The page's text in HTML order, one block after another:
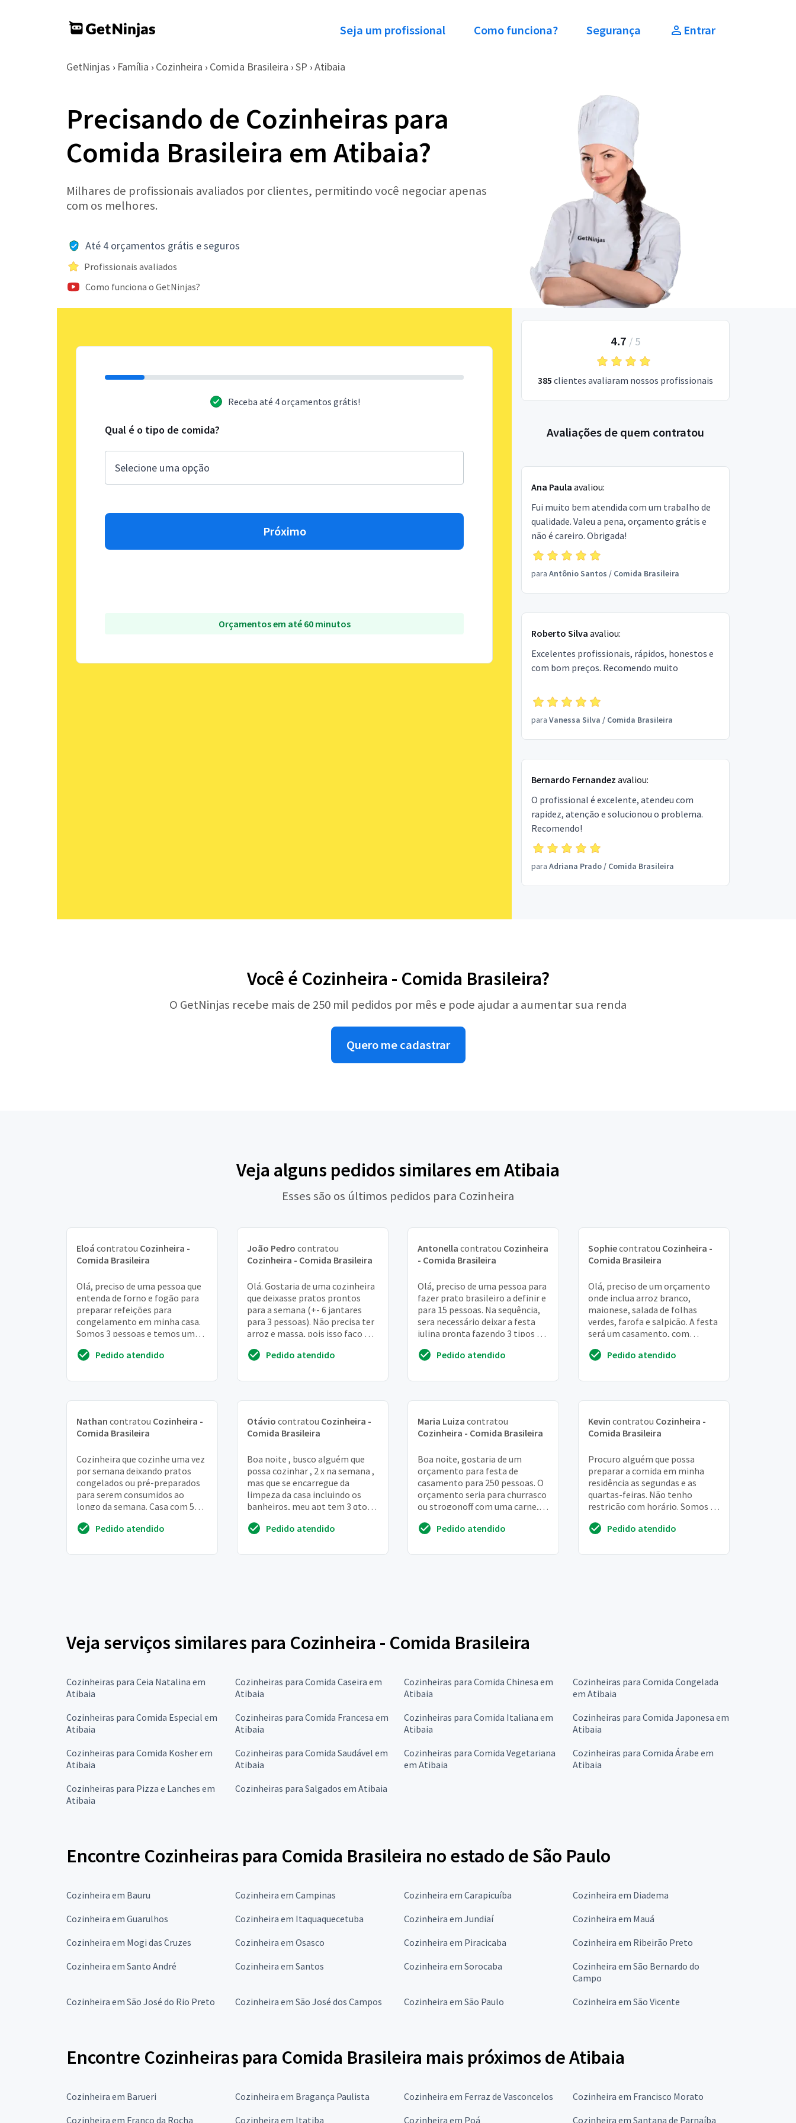
Seja um profissional Como funciona? Segurança Entrar
GetNinjas › Família › Cozinheira › Comida Brasileira › SP › Atibaia
Precisando de Cozinheiras para
Comida Brasileira em Atibaia?
Milhares de profissionais avaliados por clientes, permitindo você negociar apenas
com os melhores.
Até 4 orçamentos grátis e seguros
Profissionais avaliados
Como funciona o GetNinjas?
Receba até 4 orçamentos grátis!
Qual é o tipo de comida?
Próximo
Orçamentos em até 60 minutos
4.7 / 5
385 clientes avaliaram nossos profissionais
Avaliações de quem contratou
Ana Paula avaliou:
Fui muito bem atendida com um trabalho de
qualidade. Valeu a pena, orçamento grátis e
não é careiro. Obrigada!
para Antônio Santos / Comida Brasileira
Roberto Silva avaliou:
Excelentes profissionais, rápidos, honestos e
com bom preços. Recomendo muito
para Vanessa Silva / Comida Brasileira
Bernardo Fernandez avaliou:
O profissional é excelente, atendeu com
rapidez, atenção e solucionou o problema.
Recomendo!
para Adriana Prado/ Comida Brasileira
Você é Cozinheira - Comida Brasileira?
O GetNinjas recebe mais de 250 mil pedidos por mês e pode ajudar a aumentar sua renda
Quero me cadastrar
Veja alguns pedidos similares em Atibaia
Esses são os últimos pedidos para Cozinheira
Eloá contratou Cozinheira -
Comida Brasileira
Olá, preciso de uma pessoa que
entenda de forno e fogão para
preparar refeições para
congelamento em minha casa.
Somos 3 pessoas e temos uma
Pedido atendido
João Pedro contratou
Cozinheira - Comida Brasileira
Olá. Gostaria de uma cozinheira
que deixasse pratos prontos
para a semana (+- 6 jantares
para 3 pessoas). Não precisa ter
arroz e massa, pois isso faço na
Pedido atendido
Antonella contratou Cozinheira
- Comida Brasileira
Olá, preciso de uma pessoa para
fazer prato brasileiro a definir e
para 15 pessoas. Na sequência,
sera necessário deixar a festa
julina pronta fazendo 3 tipos de
Pedido atendido
Sophiecontratou Cozinheira -
Comida Brasileira
Olá, preciso de um orçamento
onde inclua arroz branco,
maionese, salada de folhas
verdes, farofa e salpicão. A festa
será um casamento, com
pessoas. Todos os it...
Pedido atendido
Nathan contratou Cozinheira -
Comida Brasileira
Cozinheira que cozinhe uma vez
por semana deixando pratos
congelados ou pré-preparados
para serem consumidos ao
longo da semana. Casa com 5
Pedido atendido
Otávio contratou Cozinheira -
Comida Brasileira
Boa noite , busco alguém que
possa cozinhar , 2 x na semana ,
mas que se encarregue da
limpeza da casa incluindo os
banheiros, meu apt tem 3 qtos e
extramente...
Pedido atendido
Maria Luiza contratou
Cozinheira - Comida Brasileira
Boa noite, gostaria de um
orçamento para festa de
casamento para 250 pessoas. O
orçamento seria para churrasco
ou strogonoff com uma carne,
strogonoff. Queria ...
Pedido atendido
Kevin contratou Cozinheira -
Comida Brasileira
Procuro alguém que possa
preparar a comida em minha
residência as segundas e as
quartas-feiras. Não tenho
restrição com horário. Somos eu
Comida simples, cozin...
Pedido atendido
Veja serviços similares para Cozinheira - Comida Brasileira
Cozinheiras para Ceia Natalina em
Atibaia
Cozinheiras para Comida Caseira em
Atibaia
Cozinheiras para Comida Chinesa em
Atibaia
Cozinheiras para Comida Congelada
em Atibaia
Cozinheiras para Comida Especial em
Atibaia
Cozinheiras para Comida Francesa em
Atibaia
Cozinheiras para Comida Italiana em
Atibaia
Cozinheiras para Comida Japonesa em
Atibaia
Cozinheiras para Comida Kosher em
Atibaia
Cozinheiras para Comida Saudável em
Atibaia
Cozinheiras para Comida Vegetariana
em Atibaia
Cozinheiras para Comida Árabe em
Atibaia
Cozinheiras para Pizza e Lanches em
Atibaia
Cozinheiras para Salgados em Atibaia
Encontre Cozinheiras para Comida Brasileira no estado de São Paulo
Cozinheira em Bauru Cozinheira em Campinas Cozinheira em Carapicuíba
Cozinheira em Diadema
Cozinheira em Guarulhos
Cozinheira em Itaquaquecetuba Cozinheira em Jundiaí
Cozinheira em Mauá
Cozinheira em Mogi das Cruzes
Cozinheira em Osasco Cozinheira em Piracicaba
Cozinheira em Ribeirão Preto
Cozinheira em Santo André
Cozinheira em Santos Cozinheira em Sorocaba
Cozinheira em São Bernardo do
Campo
Cozinheira em São José do Rio Preto
Cozinheira em São José dos Campos Cozinheira em São Paulo Cozinheira em São Vicente
Encontre Cozinheiras para Comida Brasileira mais próximos de Atibaia
Cozinheira em Barueri Cozinheira em Bragança Paulista Cozinheira em Ferraz de Vasconcelos
Cozinheira em Francisco Morato
Cozinheira em Franco da Rocha
Cozinheira em Itatiba Cozinheira em Poá Cozinheira em Santana de Parnaíba